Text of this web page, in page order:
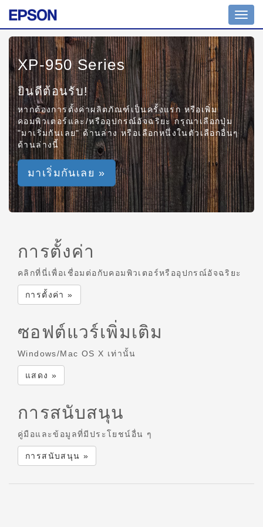
XP-950 Series
ยินดีต้อนรับ!
หากต้องการตั้งค่าผลิตภัณฑ์เป็นครั้งแรก หรือเพิ่ม
คอมพิวเตอร์และ/หรืออุปกรณ์อัจฉริยะ กรุณาเลือกปุ่ม
"มาเริ่มกันเลย" ด้านล่าง หรือเลือกหนึ่งในตัวเลือกอื่นๆ
ด้านล่างนี้
มาเริ่มกันเลย »
การตั้งค่า
คลิกที่นี่เพื่อเชื่อมต่อกับคอมพิวเตอร์หรืออุปกรณ์อัจฉริยะ
การตั้งค่า »
ซอฟต์แวร์เพิ่มเติม
Windows/Mac OS X เท่านั้น
แสดง »
การสนับสนุน
คู่มือและข้อมูลที่มีประโยชน์อื่น ๆ
การสนับสนุน »